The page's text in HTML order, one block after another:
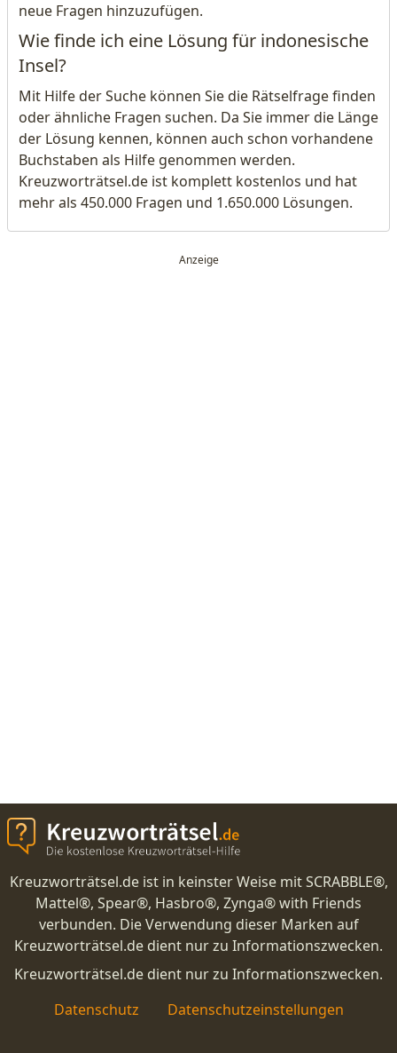
neue Fragen hinzuzufügen.
Wie finde ich eine Lösung für indonesische
Insel?
Mit Hilfe der Suche können Sie die Rätselfrage finden
oder ähnliche Fragen suchen. Da Sie immer die Länge
der Lösung kennen, können auch schon vorhandene
Buchstaben als Hilfe genommen werden.
Kreuzworträtsel.de ist komplett kostenlos und hat
mehr als 450.000 Fragen und 1.650.000 Lösungen.
Kreuzworträtsel.de ist in keinster Weise mit SCRABBLE®,
Mattel®, Spear®, Hasbro®, Zynga® with Friends
verbunden. Die Verwendung dieser Marken auf
Kreuzworträtsel.de dient nur zu Informationszwecken.
Kreuzworträtsel.de dient nur zu Informationszwecken.
Datenschutz
Datenschutzeinstellungen